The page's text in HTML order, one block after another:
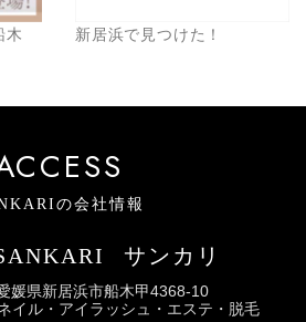
木
新居浜で見つけた！
の会社情報
サンカリ
媛県新居浜市船木甲4368-10
イル・アイラッシュ・エステ・脱毛